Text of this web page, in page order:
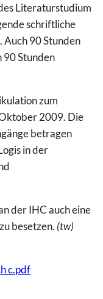
Literaturstudium
schriftliche
Auch 90 Stunden
90 Stunden
zum
2009. Die
betragen
in der
der IHC auch eine
besetzen. (tw)
c.pdf